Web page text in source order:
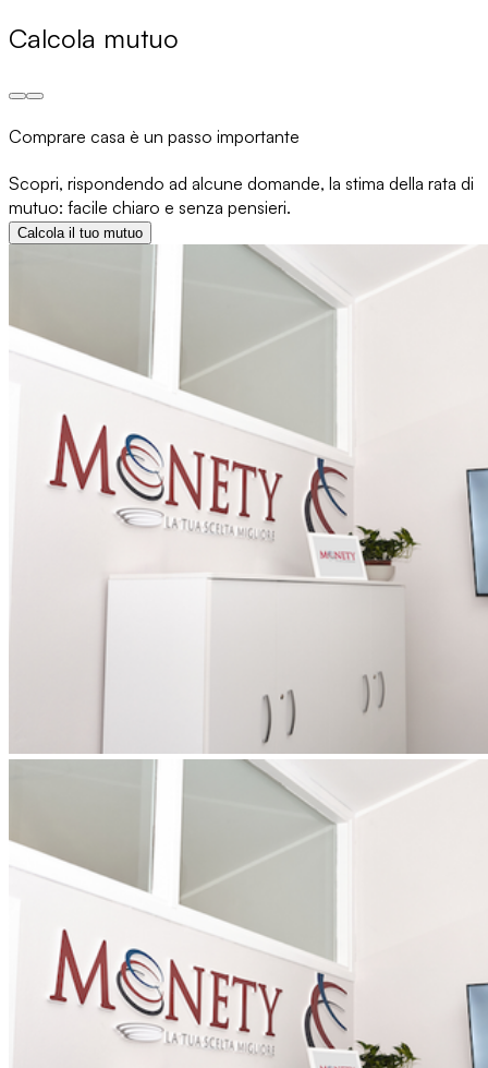
Calcola mutuo
Comprare casa è un passo importante
Scopri, rispondendo ad alcune domande, la stima della rata di
mutuo: facile chiaro e senza pensieri.
Calcola il tuo mutuo